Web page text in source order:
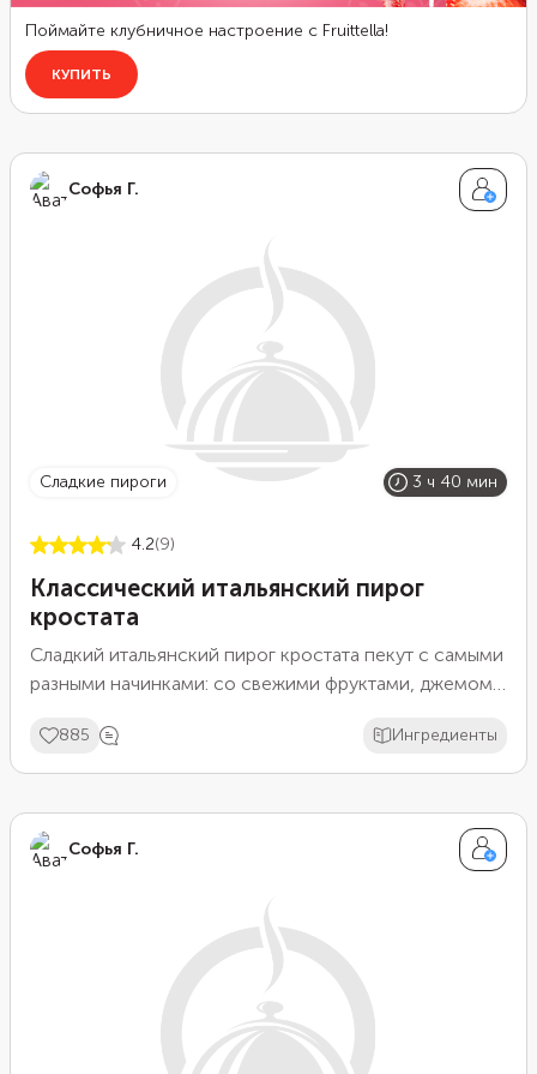
Софья Г.
сладкие пироги 3 ч 40 мин
4.2(9)
Классический итальянский пирог
кростата
Сладкий итальянский пирог кростата пекут с самыми
разными начинками: со свежими фруктами, джемом
него всегда тонкое песочное тесто, на котором
размещается объемный слой начинки. Кростату
тонких полосок теста.
885 Ингредиенты
Софья Г.